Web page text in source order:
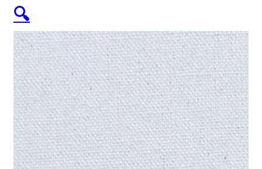
🔍